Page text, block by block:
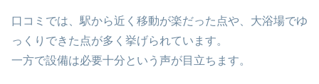
口コミでは、駅から近く移動が楽だった点や、大浴場でゆ
っくりできた点が多く挙げられています。
一方で設備は必要十分という声が目立ちます。